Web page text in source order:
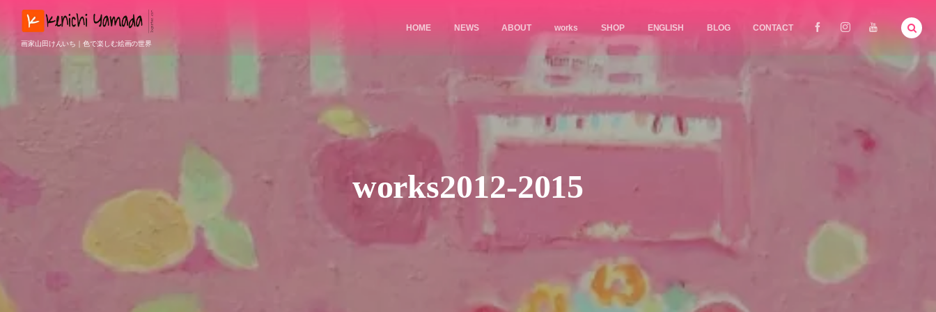
画家山田けんいち｜色で楽しむ絵画の世界
HOME NEWS ABOUT works SHOP ENGLISH BLOG CONTACT
works2012-2015